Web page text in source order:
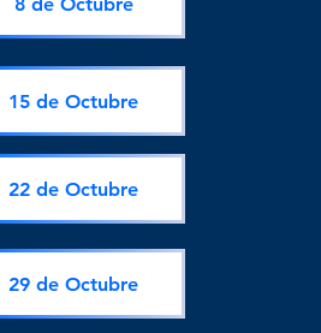
15 de Octubre
22 de Octubre
29 de Octubre